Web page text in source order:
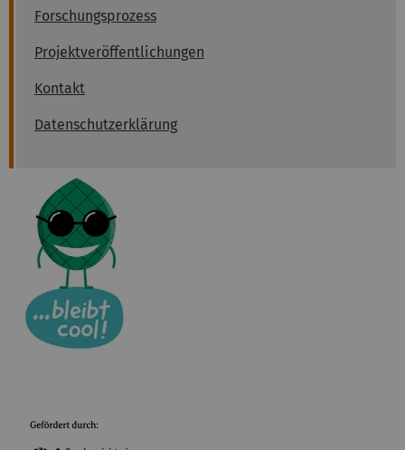
Forschungsprozess
Projektveröffentlichungen
Kontakt
Datenschutzerklärung